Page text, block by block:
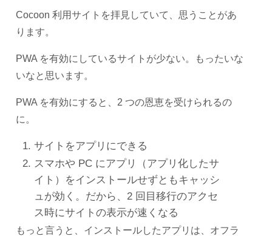
Cocoon 利用サイトを拝見していて、思うことがあ
ります。
PWA を有効にしているサイトが少ない。もったいな
いなと思います。
PWA を有効にすると、2 つの恩恵を受けられるの
に。
サイトをアプリにできる
スマホや PC にアプリ（アプリ化したサ
イト）をインストールせずともキャッシ
ュが効く。だから、2 回目移行のアクセ
ス時にサイトの表示が速くなる
もっと言うと、インストールしたアプリは、オフラ